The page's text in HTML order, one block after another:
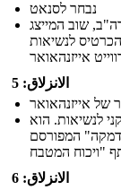
נבחר לסנאט
שוב המייצג
לנשיאות
الانزلاق: 5
לנשיאות. הוא
המפורסם
الانزلاق: 6